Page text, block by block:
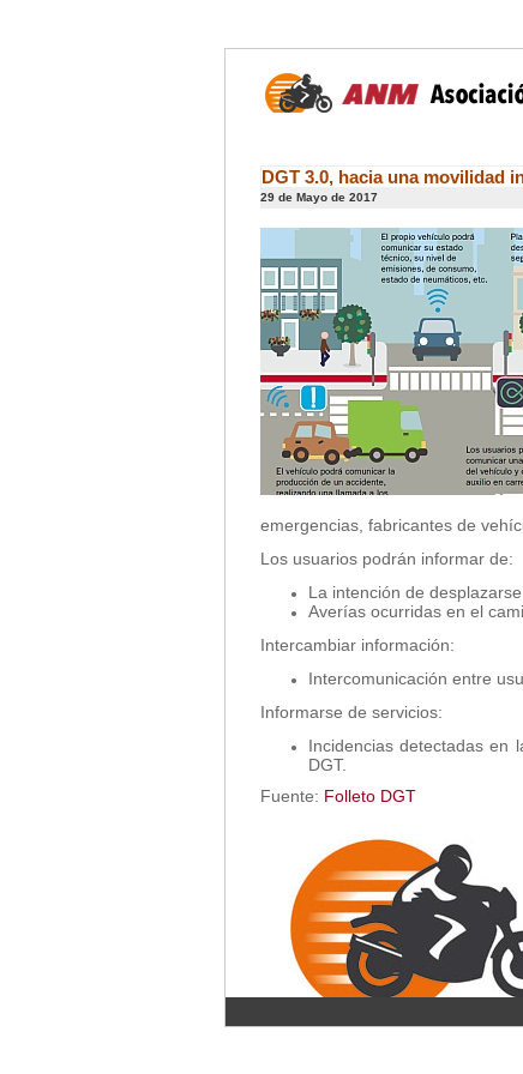
DGT 3.0, hacia una movilidad
29 de Mayo de 2017
emergencias, fabricantes de
Los usuarios podrán informar de:
La intención de
Averías ocurridas en el
Intercambiar información:
Intercomunicación entre
Informarse de servicios:
Incidencias detectadas en
DGT.
Fuente: Folleto DGT